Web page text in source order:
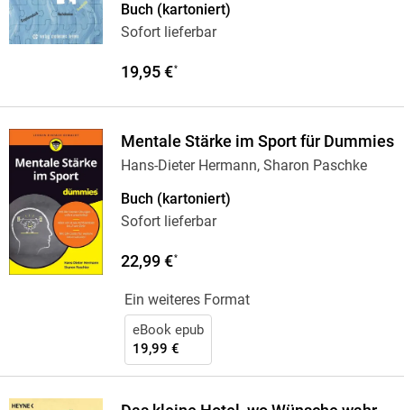
Buch (kartoniert)
Sofort lieferbar
19,95 €*
Mentale Stärke im Sport für Dummies
Hans-Dieter Hermann, Sharon Paschke
Buch (kartoniert)
Sofort lieferbar
22,99 €*
Ein weiteres Format
eBook epub
19,99 €